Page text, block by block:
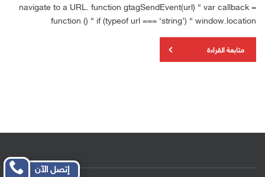
navigate to a URL. function gtagSendEvent(url) { var callback =
function () { if (typeof url === ‘string’) { window.location
متابعة القراءة
إتصل الآن